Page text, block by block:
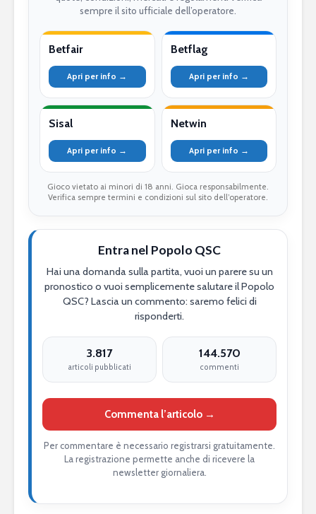
sempre il sito ufficiale dell’operatore.
Betfair
Apri per info →
Betflag
Apri per info →
Sisal
Apri per info →
Netwin
Apri per info →
Gioco vietato ai minori di 18 anni. Gioca responsabilmente.
Verifica sempre termini e condizioni sul sito dell’operatore.
Entra nel Popolo QSC
Hai una domanda sulla partita, vuoi un parere su un
pronostico o vuoi semplicemente salutare il Popolo
QSC? Lascia un commento: saremo felici di
risponderti.
3.817
articoli pubblicati
144.570
commenti
Commenta l’articolo →
Per commentare è necessario registrarsi gratuitamente.
La registrazione permette anche di ricevere la
newsletter giornaliera.